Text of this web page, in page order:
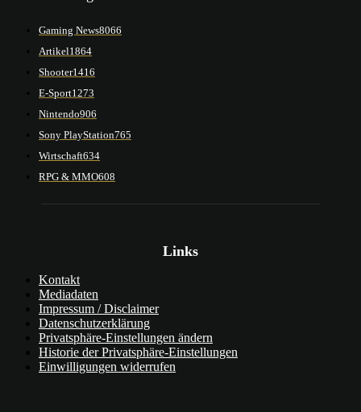
Gaming News8066
Artikel1864
Shooter1416
E-Sport1273
Nintendo906
Sony PlayStation765
Wirtschaft634
RPG & MMO608
Links
Kontakt
Mediadaten
Impressum / Disclaimer
Datenschutzerklärung
Privatsphäre-Einstellungen ändern
Historie der Privatsphäre-Einstellungen
Einwilligungen widerrufen